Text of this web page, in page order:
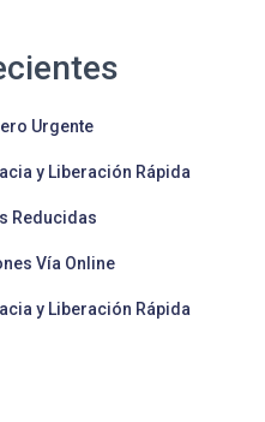
Urgente
y Liberación Rápida
Reducidas
Vía Online
y Liberación Rápida